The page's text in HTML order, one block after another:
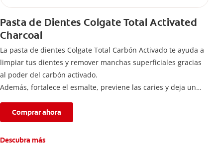
Pasta de Dientes Colgate Total Activated
Charcoal
La pasta de dientes Colgate Total Carbón Activado te ayuda a
limpiar tus dientes y remover manchas superficiales gracias
al poder del carbón activado.
Además, fortalece el esmalte, previene las caries y deja un
Comprar ahora
Descubra más